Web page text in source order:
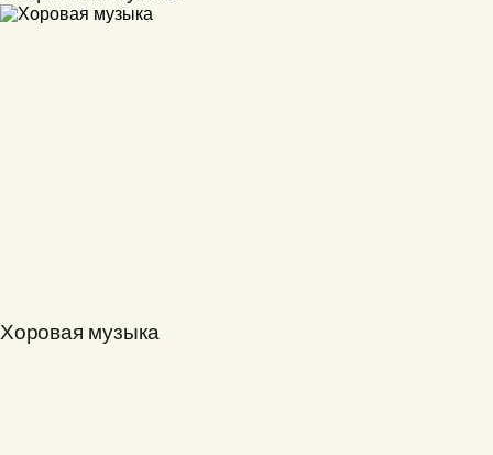
Хоровая музыка